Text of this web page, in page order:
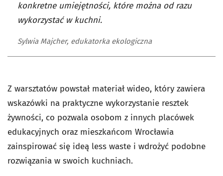
konkretne umiejętności, które można od razu
wykorzystać w kuchni.
Sylwia Majcher, edukatorka ekologiczna
Z warsztatów powstał materiał wideo, który zawiera
wskazówki na praktyczne wykorzystanie resztek
żywności, co pozwala osobom z innych placówek
edukacyjnych oraz mieszkańcom Wrocławia
zainspirować się ideą less waste i wdrożyć podobne
rozwiązania w swoich kuchniach.